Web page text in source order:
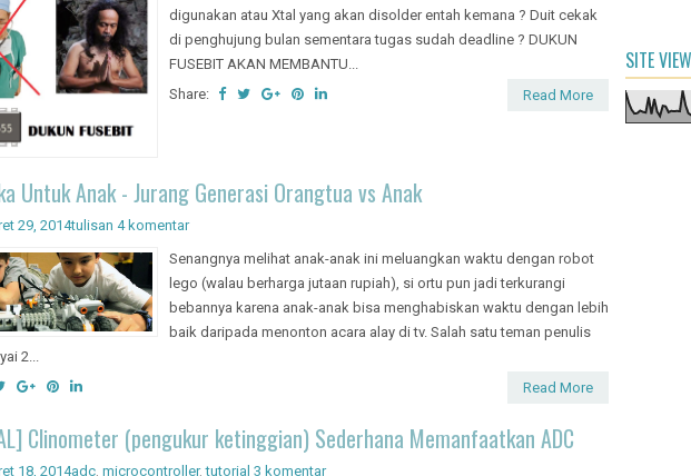
digunakan atau Xtal yang akan disolder entah kemana ? Duit cekak
di penghujung bulan sementara tugas sudah deadline ? DUKUN
FUSEBIT AKAN MEMBANTU...
Share:
Read More
Untuk Anak - Jurang Generasi Orangtua vs Anak
29, 2014tulisan 4 komentar
Senangnya melihat anak-anak ini meluangkan waktu dengan robot
lego (walau berharga jutaan rupiah), si ortu pun jadi terkurangi
bebannya karena anak-anak bisa menghabiskan waktu dengan lebih
baik daripada menonton acara alay di tv. Salah satu teman penulis
2...
Read More
Clinometer (pengukur ketinggian) Sederhana Memanfaatkan ADC
18, 2014adc microcontroller,tutorial 3 komentar
SITE VIEW